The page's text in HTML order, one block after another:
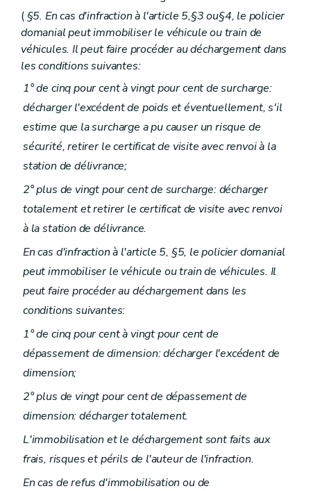
( §5. En cas d'infraction à l'article 5,§3 ou§4, le policier
domanial peut immobiliser le véhicule ou train de
véhicules. Il peut faire procéder au déchargement dans
les conditions suivantes:
1° de cinq pour cent à vingt pour cent de surcharge:
décharger l'excédent de poids et éventuellement, s'il
estime que la surcharge a pu causer un risque de
sécurité, retirer le certificat de visite avec renvoi à la
station de délivrance;
2° plus de vingt pour cent de surcharge: décharger
totalement et retirer le certificat de visite avec renvoi
à la station de délivrance.
En cas d'infraction à l'article 5, §5, le policier domanial
peut immobiliser le véhicule ou train de véhicules. Il
peut faire procéder au déchargement dans les
conditions suivantes:
1° de cinq pour cent à vingt pour cent de
dépassement de dimension: décharger l'excédent de
dimension;
2° plus de vingt pour cent de dépassement de
dimension: décharger totalement.
L'immobilisation et le déchargement sont faits aux
frais, risques et périls de l'auteur de l'infraction.
En cas de refus d'immobilisation ou de